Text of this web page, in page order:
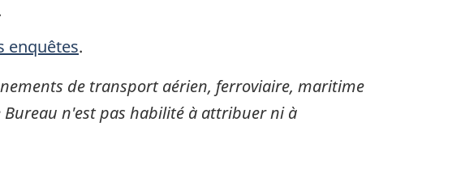
enquêtes.
de transport aérien, ferroviaire, maritime
n'est pas habilité à attribuer ni à